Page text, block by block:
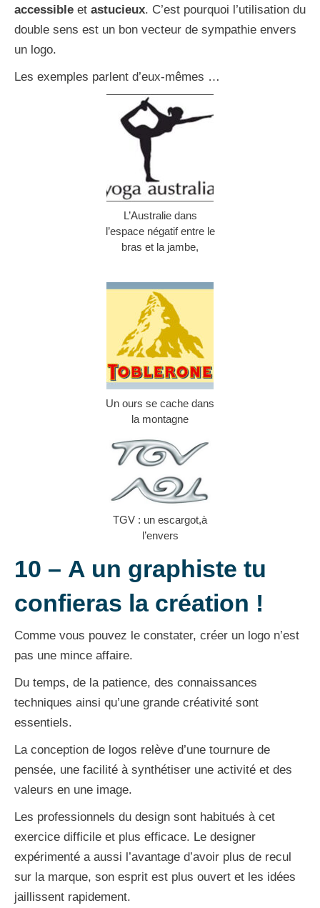
accessible et astucieux. C’est pourquoi l’utilisation du
double sens est un bon vecteur de sympathie envers
un logo.
Les exemples parlent d’eux-mêmes …
L’Australie dans
l’espace négatif entre le
bras et la jambe,
Un ours se cache dans
la montagne
TGV : un escargot,à
l’envers
10 – A un graphiste tu
confieras la création !
Comme vous pouvez le constater, créer un logo n’est
pas une mince affaire.
Du temps, de la patience, des connaissances
techniques ainsi qu’une grande créativité sont
essentiels.
La conception de logos relève d’une tournure de
pensée, une facilité à synthétiser une activité et des
valeurs en une image.
Les professionnels du design sont habitués à cet
exercice difficile et plus efficace. Le designer
expérimenté a aussi l’avantage d’avoir plus de recul
sur la marque, son esprit est plus ouvert et les idées
jaillissent rapidement.